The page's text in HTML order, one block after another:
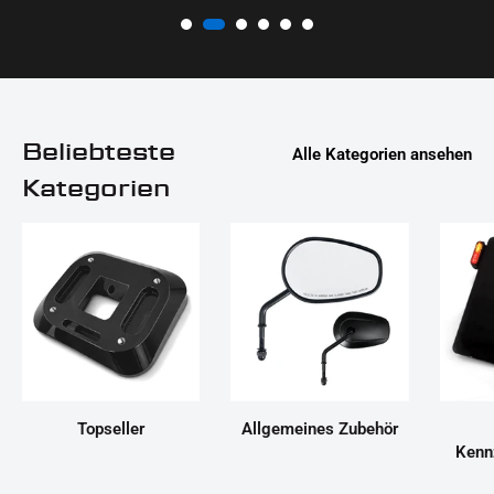
Beliebteste
Kategorien
Alle Kategorien ansehen
Topseller
Allgemeines Zubehör